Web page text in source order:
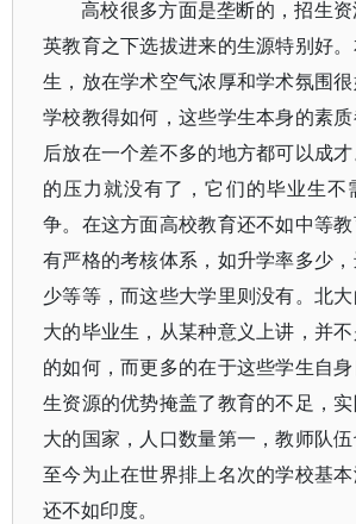
高校很多方面是垄断的，招生
英教育之下选拔进来的生源特别好
生，放在学术空气浓厚和学术氛围
学校教得如何，这些学生本身的素
后放在一个差不多的地方都可以成
的压力就没有了，它们的毕业生不
争。在这方面高校教育还不如中等
有严格的考核体系，如升学率多少
少等等，而这些大学里则没有。北
大的毕业生，从某种意义上讲，并
的如何，而更多的在于这些学生自
生资源的优势掩盖了教育的不足，
大的国家，人口数量第一，教师队
至今为止在世界排上名次的学校基
还不如印度。